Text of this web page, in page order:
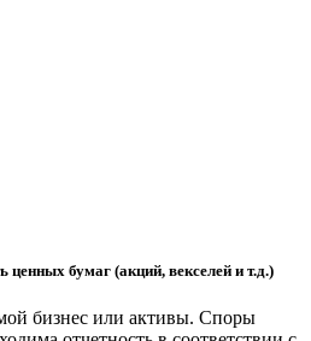
ценных бумаг (акций, векселей и т.д.)
бизнес или активы. Споры